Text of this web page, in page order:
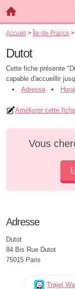
Accueil > Île-de-France >
Dutot
Cette fiche présente
capable d'accueillir
Adresse
Améliorer cette fiche
Vous
Adresse
Dutot
84 Bis Rue Dutot
75015 Paris
Trajet